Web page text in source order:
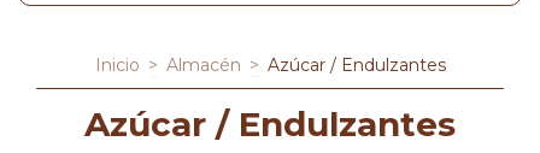
Inicio > Almacén > Azúcar / Endulzantes
Azúcar / Endulzantes